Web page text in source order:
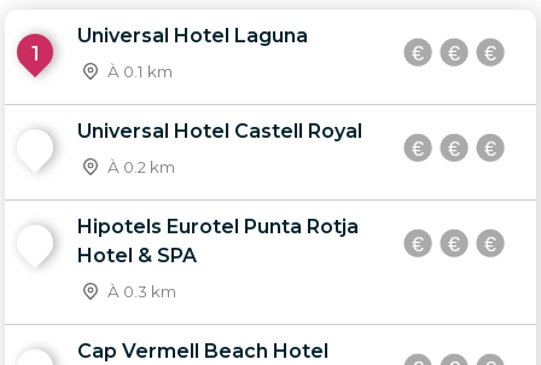
1
Universal Hotel Laguna
À 0.1 km
Universal Hotel Castell Royal
À 0.2 km
Hipotels Eurotel Punta Rotja
Hotel & SPA
À 0.3 km
Cap Vermell Beach Hotel